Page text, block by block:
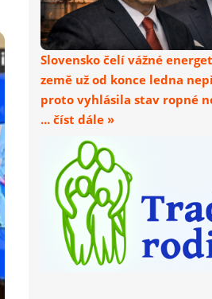
Slovensko čelí vážné
země už od konce ledna
proto vyhlásila stav ropné
... číst dále »